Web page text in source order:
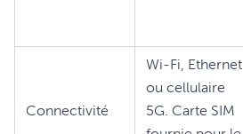
Connectivité
Wi-Fi, Ethernet
ou cellulaire
5G. Carte SIM